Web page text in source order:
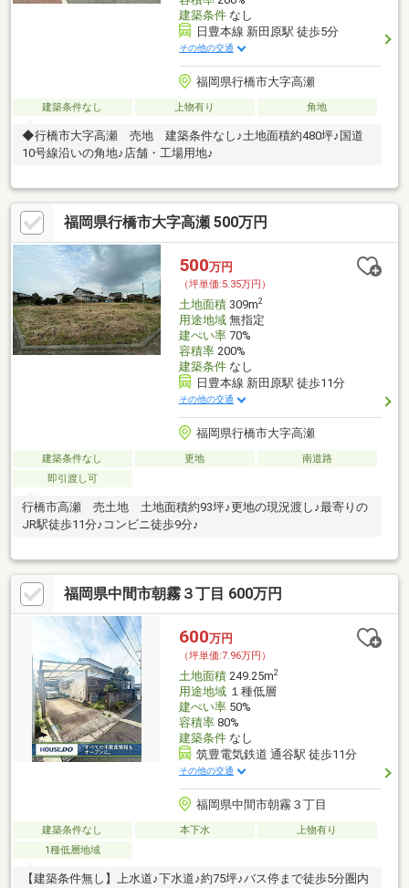
建築条件なし
日豊本線 新田原駅 徒歩5分
その他の交通
福岡県行橋市大字高瀬
建築条件なし 上物有り 角地
◆行橋市大字高瀬 売地 建築条件なし♪土地面積約480坪♪国道
10号線沿いの角地♪店舗・工場用地♪
福岡県行橋市大字高瀬 500万円
500万円
（坪単価:5.35万円）
土地面積309m2
用途地域無指定
建ぺい率70%
容積率200%
建築条件なし
日豊本線 新田原駅 徒歩11分
その他の交通
福岡県行橋市大字高瀬
建築条件なし 更地
南道路
即引渡し可
行橋市高瀬 売土地 土地面積約93坪♪更地の現況渡し♪最寄りの
JR駅徒歩11分♪コンビニ徒歩9分♪
福岡県中間市朝霧３丁目 600万円
600万円
（坪単価:7.96万円）
土地面積249.25m2
用途地域１種低層
建ぺい率50%
容積率80%
建築条件なし
筑豊電気鉄道 通谷駅 徒歩11分
その他の交通
福岡県中間市朝霧３丁目
建築条件なし 本下水
上物有り
1種低層地域
【建築条件無し】上水道♪下水道♪約75坪♪バス停まで徒歩5分圏内